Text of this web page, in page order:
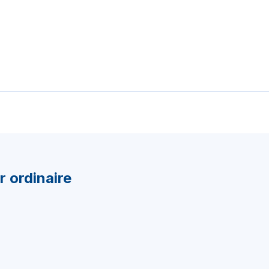
ordinaire